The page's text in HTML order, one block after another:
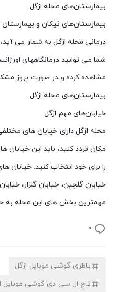
بیمارستان‌های محله ازگل
بیمارستان‌های نیکان و بیمارستان
درمانی محله ازگل به شمار می
شما می توانید درمانگاههای
مشاهده کرده و در صورت بروز
بیمارستان‌های محله ازگل
خیابان‌های مهم ازگل
محله ازگل دارای خیابان های
مکان تردد کنید، باید این
را برای خود انتخاب کنید. خیابان
خیابان گلچین، خیابان گلزار،
مهمترین بخش های این محله به
0
باطری گوشی موبایل ازگل
تاچ ال سی دی گوشی موبایل